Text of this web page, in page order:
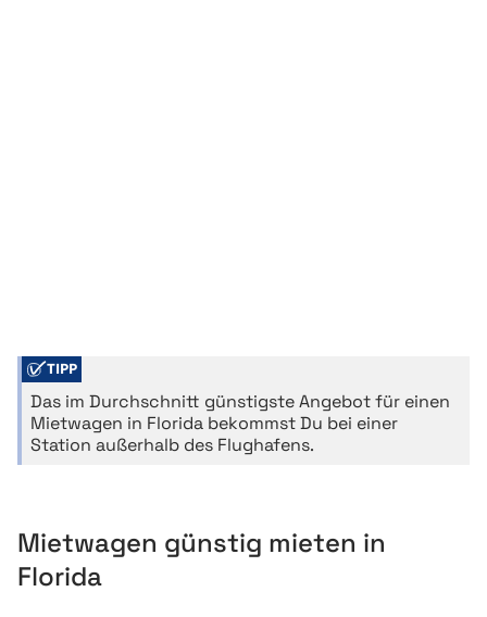
TIPP
Das im Durchschnitt günstigste Angebot für einen
Mietwagen in Florida bekommst Du bei einer
Station außerhalb des Flughafens.
Mietwagen günstig mieten in
Florida